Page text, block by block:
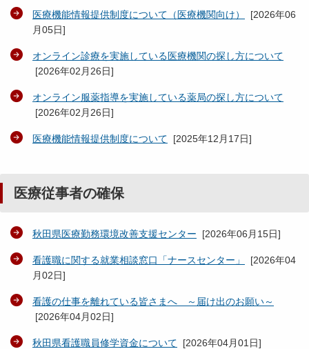
医療機能情報提供制度について（医療機関向け） [2026年06
月05日]
オンライン診療を実施している医療機関の探し方について
[2026年02月26日]
オンライン服薬指導を実施している薬局の探し方について
[2026年02月26日]
医療機能情報提供制度について [2025年12月17日]
医療従事者の確保
秋田県医療勤務環境改善支援センター [2026年06月15日]
看護職に関する就業相談窓口「ナースセンター」 [2026年04
月02日]
看護の仕事を離れている皆さまへ ～届け出のお願い～
[2026年04月02日]
秋田県看護職員修学資金について [2026年04月01日]